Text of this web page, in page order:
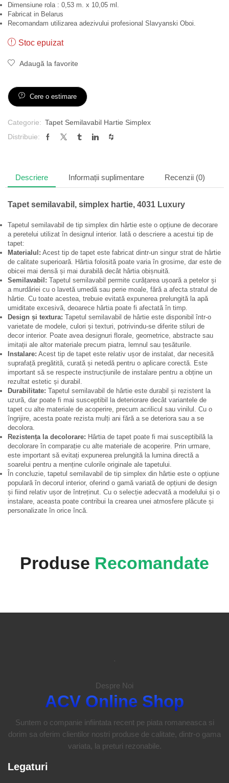
Dimensiune rola : 0,53 m. x 10,05 ml.
Fabricat in Belarus
Recomandam utilizarea adezivului profesional Slavyanski Oboi.
Stoc epuizat
Adaugă la favorite
Cere o estimare
Categorie: Tapet Semilavabil Hartie Simplex
Distribuie:
Descriere Informații suplimentare Recenzii (0)
Tapet semilavabil, simplex hartie, 4031 Luxury
Tapetul semilavabil de tip simplex din hârtie este o opțiune de decorare
a peretelui utilizat în designul interior. Iată o descriere a acestui tip de
tapet:
Materialul: Acest tip de tapet este fabricat dintr-un singur strat de hârtie
de calitate superioară. Hârtia folosită poate varia în grosime, dar este de
obicei mai densă și mai durabilă decât hârtia obișnuită.
Semilavabil: Tapetul semilavabil permite curățarea ușoară a petelor și
a murdăriei cu o lavetă umedă sau perie moale, fără a afecta stratul de
hârtie. Cu toate acestea, trebuie evitată expunerea prelungită la apă
umiditate excesivă, deoarece hârtia poate fi afectată în timp.
Design și textura: Tapetul semilavabil de hârtie este disponibil într-o
varietate de modele, culori și texturi, potrivindu-se diferite stiluri de
decor interior. Poate avea designuri florale, geometrice, abstracte sau
imitații ale altor materiale precum piatra, lemnul sau țesăturile.
Instalare: Acest tip de tapet este relativ ușor de instalat, dar necesită
suprafață pregătită, curată și netedă pentru o aplicare corectă. Este
important să se respecte instrucțiunile de instalare pentru a obține un
rezultat estetic și durabil.
Durabilitate: Tapetul semilavabil de hârtie este durabil și rezistent la
uzură, dar poate fi mai susceptibil la deteriorare decât variantele de
tapet cu alte materiale de acoperire, precum acrilicul sau vinilul. Cu o
îngrijire, acesta poate rezista mulți ani fără a se deteriora sau a se
decolora.
Rezistența la decolorare: Hârtia de tapet poate fi mai susceptibilă la
decolorare în comparație cu alte materiale de acoperire. Prin urmare,
este important să evitați expunerea prelungită la lumina directă a
soarelui pentru a menține culorile originale ale tapetului.
În concluzie, tapetul semilavabil de tip simplex din hârtie este o opțiune
populară în decorul interior, oferind o gamă variată de opțiuni de design
și fiind relativ ușor de întreținut. Cu o selecție adecvată a modelului și o
instalare, aceasta poate contribui la crearea unei atmosfere plăcute și
personalizate în orice încă.
Produse Recomandate
.
Despre Noi
ACV Online Shop
Suntem o companie infiintata recent pe piata romaneasca si
dorim sa oferim clientilor nostri produse de calitate, dintr-o gama
variata, la preturi rezonabile.
Legaturi